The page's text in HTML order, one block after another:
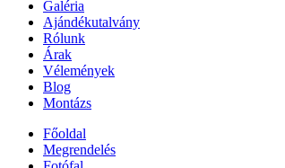
Galéria
Ajándékutalvány
Rólunk
Árak
Vélemények
Blog
Montázs
Főoldal
Megrendelés